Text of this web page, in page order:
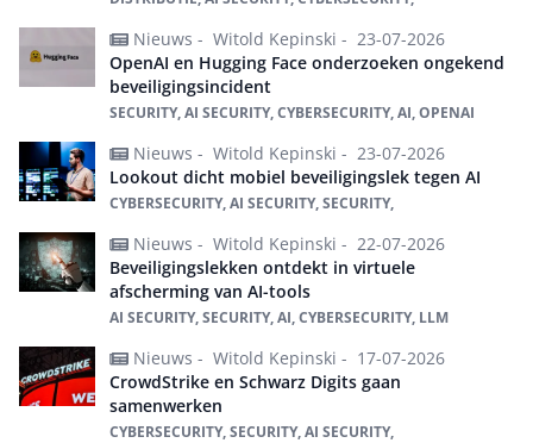
Nieuws - Witold Kepinski - 23-07-2026
OpenAI en Hugging Face onderzoeken ongekend
beveiligingsincident
SECURITY, AI SECURITY, CYBERSECURITY, AI, OPENAI
Nieuws - Witold Kepinski - 23-07-2026
Lookout dicht mobiel beveiligingslek tegen AI
CYBERSECURITY, AI SECURITY, SECURITY,
Nieuws - Witold Kepinski - 22-07-2026
Beveiligingslekken ontdekt in virtuele
afscherming van AI-tools
AI SECURITY, SECURITY, AI, CYBERSECURITY, LLM
Nieuws - Witold Kepinski - 17-07-2026
CrowdStrike en Schwarz Digits gaan
samenwerken
CYBERSECURITY, SECURITY, AI SECURITY,